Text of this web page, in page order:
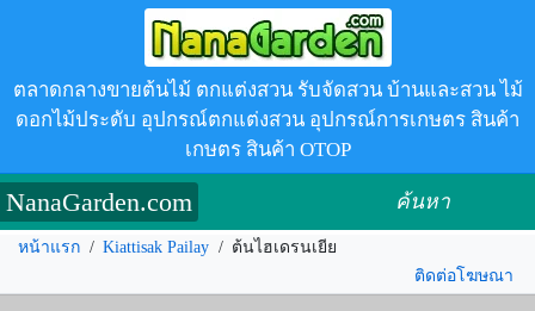
ตลาดกลางขายต้นไม้ ตกแต่งสวน รับจัดสวน บ้านและสวน ไม้
ดอกไม้ประดับ อุปกรณ์ตกแต่งสวน อุปกรณ์การเกษตร สินค้า
เกษตร สินค้า OTOP
NanaGarden.com ค้นหา
หน้าแรก / Kiattisak Pailay / ต้นไฮเดรนเยีย
ติดต่อโฆษณา